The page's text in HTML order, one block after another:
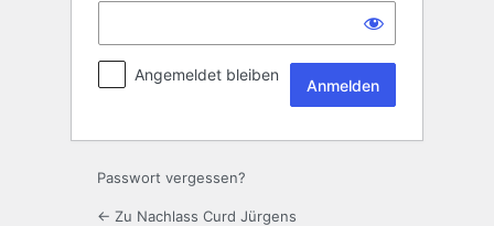
Angemeldet bleiben
Passwort vergessen?
← Zu Nachlass Curd Jürgens